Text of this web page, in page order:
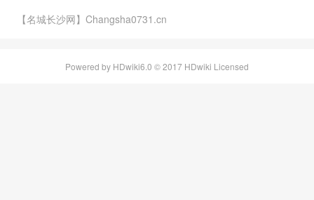
【名城长沙网】Changsha0731.cn
Powered by HDwiki6.0 © 2017 HDwiki Licensed